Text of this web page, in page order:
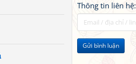
Thông tin liên hệ:
Gửi bình luận